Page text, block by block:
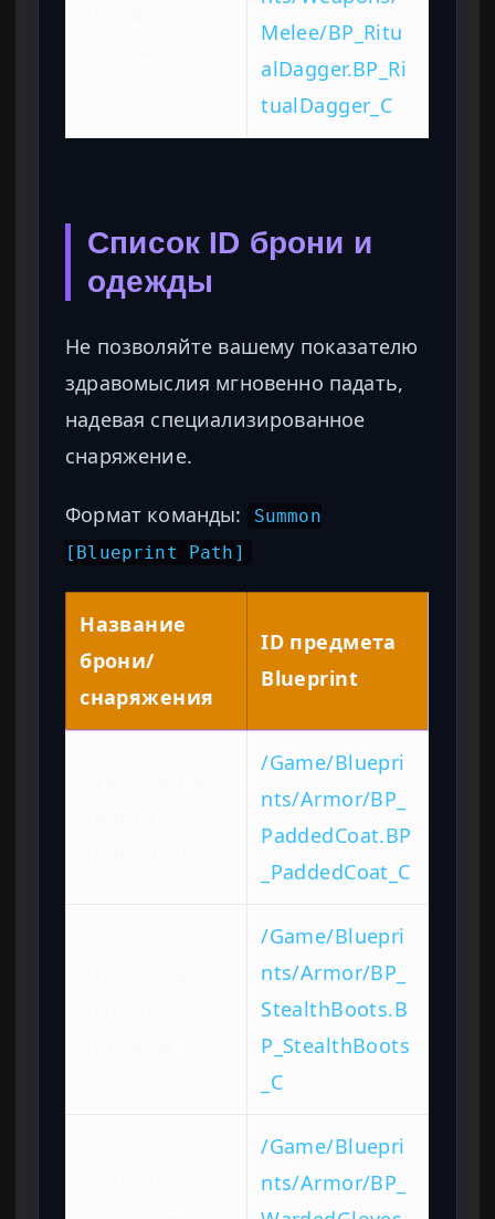
Melee/BP_Ritu
alDagger.BP_Ri
tualDagger_C
Список ID брони и
одежды
Не позволяйте вашему показателю
здравомыслия мгновенно падать,
надевая специализированное
снаряжение.
Формат команды:
Summon
[Blueprint Path]
Название
брони/
снаряжения
ID предмета
Blueprint
/Game/Bluepri
nts/Armor/BP_
PaddedCoat.BP
_PaddedCoat_C
/Game/Bluepri
nts/Armor/BP_
StealthBoots.B
P_StealthBoots
_C
/Game/Bluepri
nts/Armor/BP_